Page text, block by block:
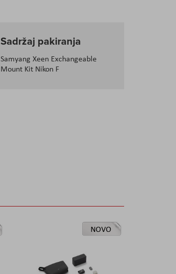
Sadržaj pakiranja
Samyang Xeen Exchangeable
Mount Kit Nikon F
NOVO